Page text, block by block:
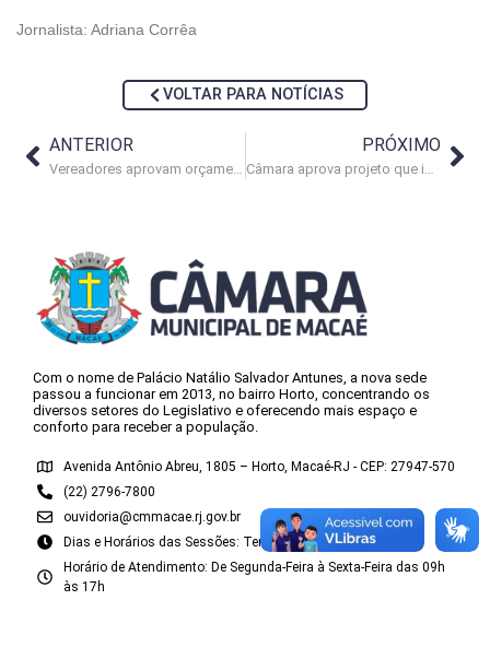
Jornalista: Adriana Corrêa
VOLTAR PARA NOTÍCIAS
ANTERIOR
Vereadores aprovam orçamento da Prefeitura de Macaé para 2015
PRÓXIMO
Câmara aprova projeto que institui nova atribuição para os guardas municipais
Com o nome de Palácio Natálio Salvador Antunes, a nova sede
passou a funcionar em 2013, no bairro Horto, concentrando os
diversos setores do Legislativo e oferecendo mais espaço e
conforto para receber a população.
Avenida Antônio Abreu, 1805 – Horto, Macaé-RJ - CEP: 27947-570
(22) 2796-7800
ouvidoria@cmmacae.rj.gov.br
Dias e Horários das Sessões: Terças e Quartas às 10h
Horário de Atendimento: De Segunda-Feira à Sexta-Feira das 09h
às 17h